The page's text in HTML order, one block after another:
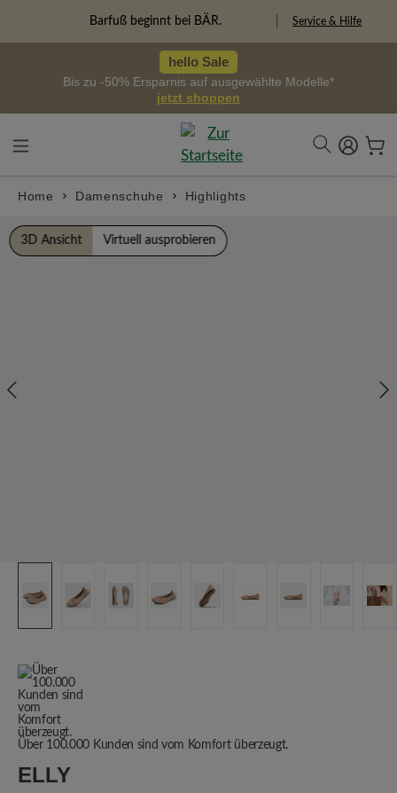
Freiheitspioniere Service & Hilfe
hello Sale
Bis zu -50% Ersparnis auf ausgewählte Modelle*
jetzt shoppen
Home Damenschuhe Highlights
Bildergalerie überspringen
3D Ansicht Virtuell ausprobieren
Über 100.000 Kunden sind vom Komfort überzeugt.
ELLY